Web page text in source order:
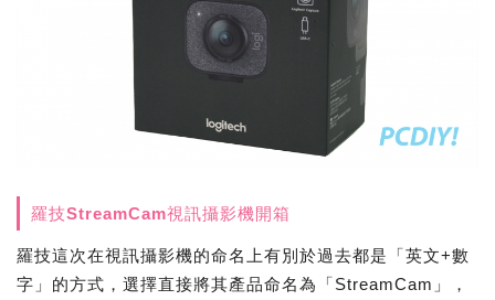
羅技StreamCam視訊攝影機開箱
羅技這次在視訊攝影機的命名上有別於過去都是「英文+數
字」的方式，選擇直接將其產品命名為「StreamCam」，